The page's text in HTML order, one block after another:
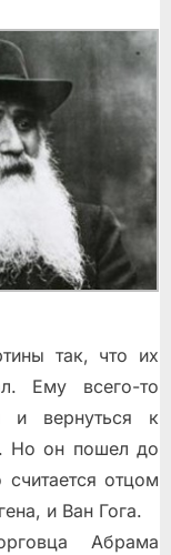
так, что их
Ему всего-то
и вернуться к
Но он пошел до
отцом
и Ван Гога.
Абрама